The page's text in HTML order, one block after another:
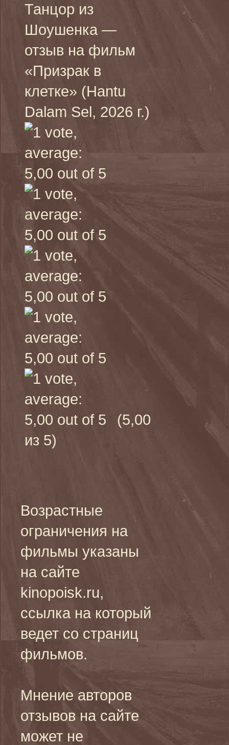
Танцор из
Шоушенка —
отзыв на фильм
«Призрак в
клетке» (Hantu
Dalam Sel, 2026 г.)
(5,00
из 5)
Возрастные
ограничения на
фильмы указаны
на сайте
kinopoisk.ru,
ссылка на который
ведет со страниц
фильмов.
Мнение авторов
отзывов на сайте
может не